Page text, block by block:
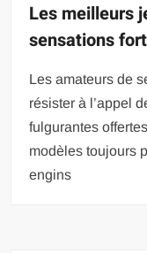
Les meilleurs
sensations
Les amateurs de
résister à l’appel
fulgurantes
modèles toujours
engins